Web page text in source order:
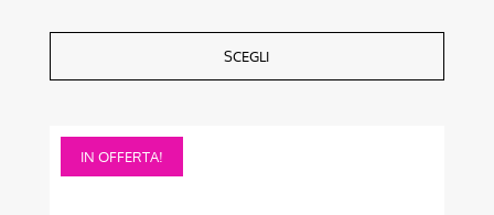
SCEGLI
IN OFFERTA!
Questo
prodotto